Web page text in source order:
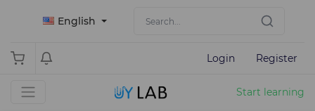
English
Login Register
Start learning